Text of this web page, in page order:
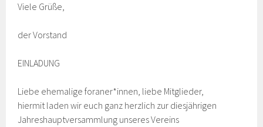
Viele Grüße,
der Vorstand
EINLADUNG
Liebe ehemalige foraner*innen, liebe Mitglieder,
hiermit laden wir euch ganz herzlich zur diesjährigen
Jahreshauptversammlung unseres Vereins